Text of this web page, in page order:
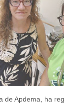
de Apdema, ha